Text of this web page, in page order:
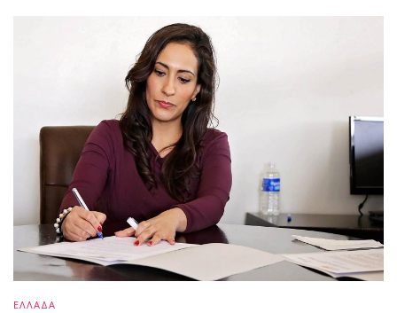
ΕΛΛΑΔΑ